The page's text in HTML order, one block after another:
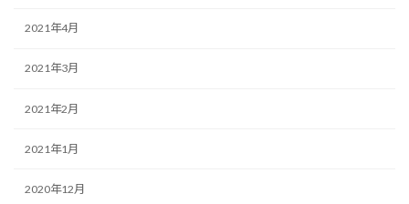
2021年4月
2021年3月
2021年2月
2021年1月
2020年12月